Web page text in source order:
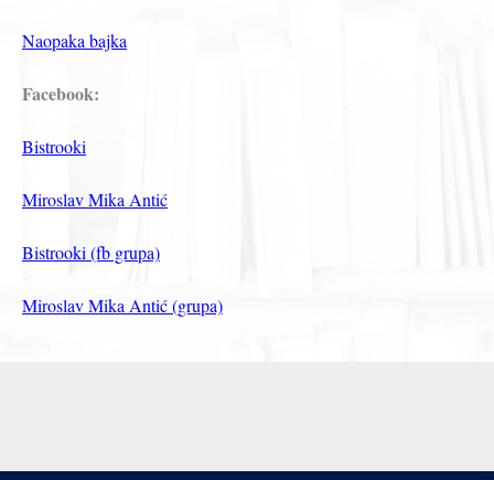
Naopaka bajka
Facebook:
Bistrooki
Miroslav Mika Antić
Bistrooki (fb grupa)
Miroslav Mika Antić (grupa)